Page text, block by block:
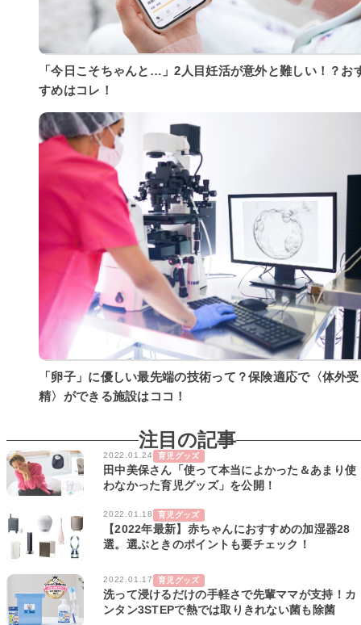
「今日こそちゃんと…」2人目妊活が意外と難しい！？お
すめはコレ！
「卵子」に優しい最先端の技術って？保険適応で〈体外受
精〉ができる施設はココ！
注目の記事
2022.01.24 育児グッズ
田中美保さん「使って本当によかった＆あまり使
わなかった育児グッズ」を公開！
2022.01.18 育児グッズ
【2022年最新】赤ちゃんにおすすめの加湿器28
選。選ぶときのポイントも要チェック！
2022.01.17 育児グッズ
洗って浸けるだけの手軽さで先輩ママが支持！カ
ンタン3STEPで熱では取りきれない菌も除菌